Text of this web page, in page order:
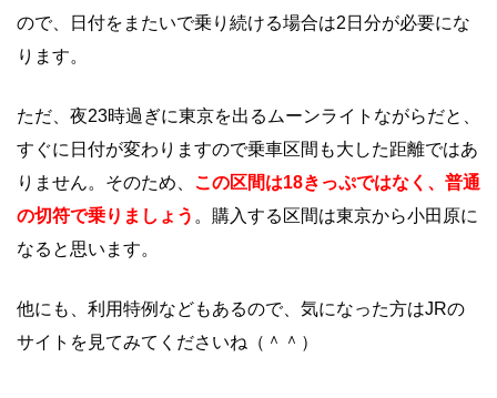
ので、日付をまたいで乗り続ける場合は2日分が必要にな
ります。
ただ、夜23時過ぎに東京を出るムーンライトながらだと、
すぐに日付が変わりますので乗車区間も大した距離ではあ
りません。そのため、 この区間は18きっぷではなく、普通
の切符で乗りましょう 。購入する区間は東京から小田原に
なると思います。
他にも、利用特例などもあるので、気になった方はJRの
サイトを見てみてくださいね（＾＾）